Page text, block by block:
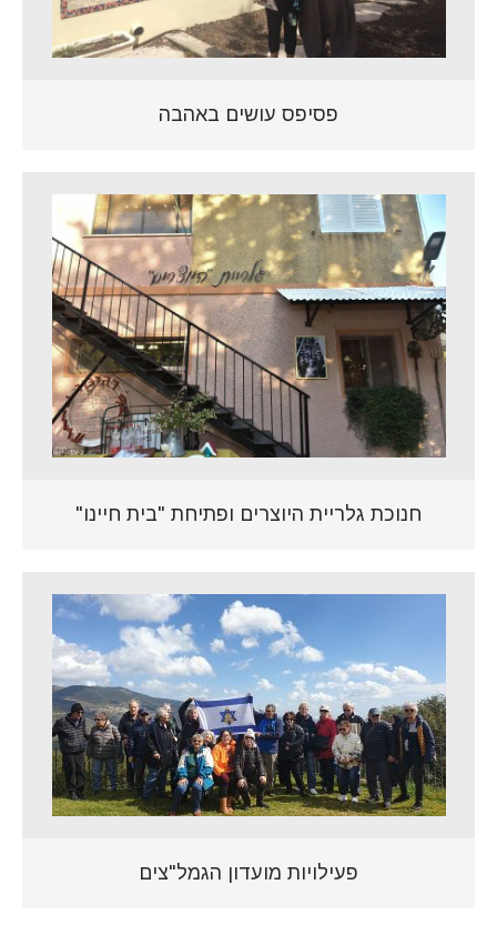
פסיפס עושים באהבה
חנוכת גלריית היוצרים ופתיחת "בית חיינו"
פעילויות מועדון הגמל"צים